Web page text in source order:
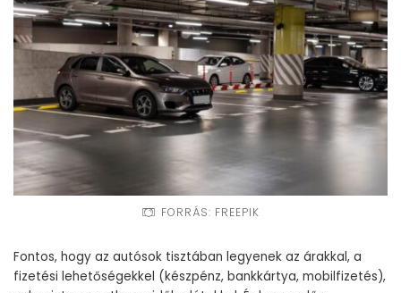
FORRÁS: FREEPIK
Fontos, hogy az autósok tisztában legyenek az árakkal, a
fizetési lehetőségekkel (készpénz, bankkártya, mobilfizetés),